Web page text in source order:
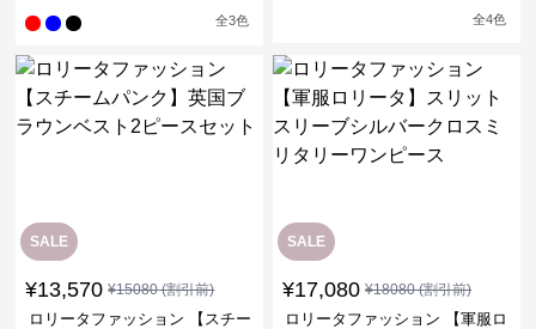
全3色 全4色
SALE
¥13,570 ¥15080(割引前)
ロリータファッション 【スチー
SALE
¥17,080 ¥18080(割引前)
ロリータファッション 【軍服ロ